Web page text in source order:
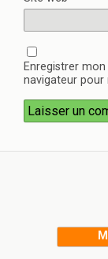
Enregistrer
navigateur